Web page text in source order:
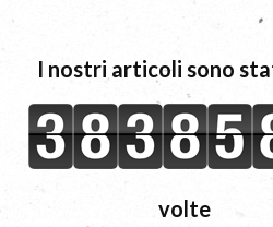
I nostri articoli sono
volte